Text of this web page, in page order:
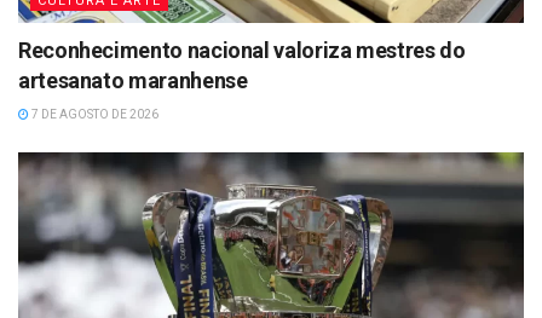
Reconhecimento nacional valoriza mestres do
artesanato maranhense
7 DE AGOSTO DE 2026